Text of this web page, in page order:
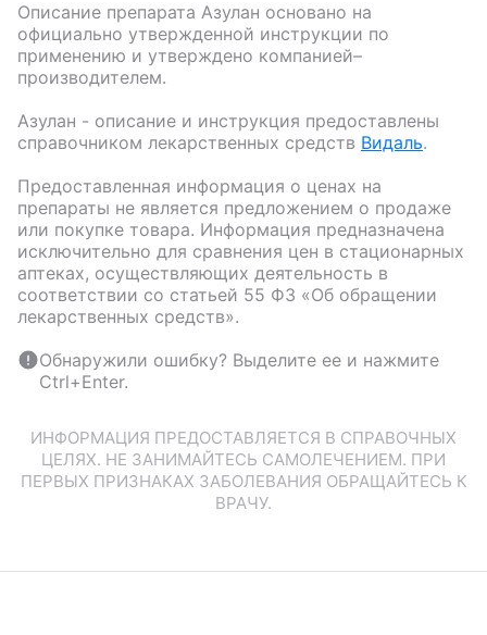
Описание препарата Азулан основано на
официально утвержденной инструкции по
применению и утверждено компанией–
производителем.
Азулан - описание и инструкция предоставлены
справочником лекарственных средств Видаль.
Предоставленная информация о ценах на
препараты не является предложением о продаже
или покупке товара. Информация предназначена
исключительно для сравнения цен в стационарных
аптеках, осуществляющих деятельность в
соответствии со статьей 55 ФЗ «Об обращении
лекарственных средств».
Обнаружили ошибку? Выделите ее и нажмите
Ctrl+Enter.
ИНФОРМАЦИЯ ПРЕДОСТАВЛЯЕТСЯ В СПРАВОЧНЫХ
ЦЕЛЯХ. НЕ ЗАНИМАЙТЕСЬ САМОЛЕЧЕНИЕМ. ПРИ
ПЕРВЫХ ПРИЗНАКАХ ЗАБОЛЕВАНИЯ ОБРАЩАЙТЕСЬ К
ВРАЧУ.